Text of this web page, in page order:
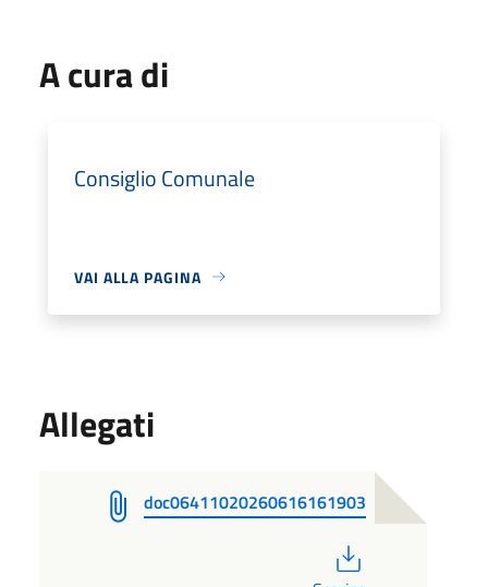
A cura di
Consiglio Comunale
VAI ALLA PAGINA
Allegati
doc06411020260616161903